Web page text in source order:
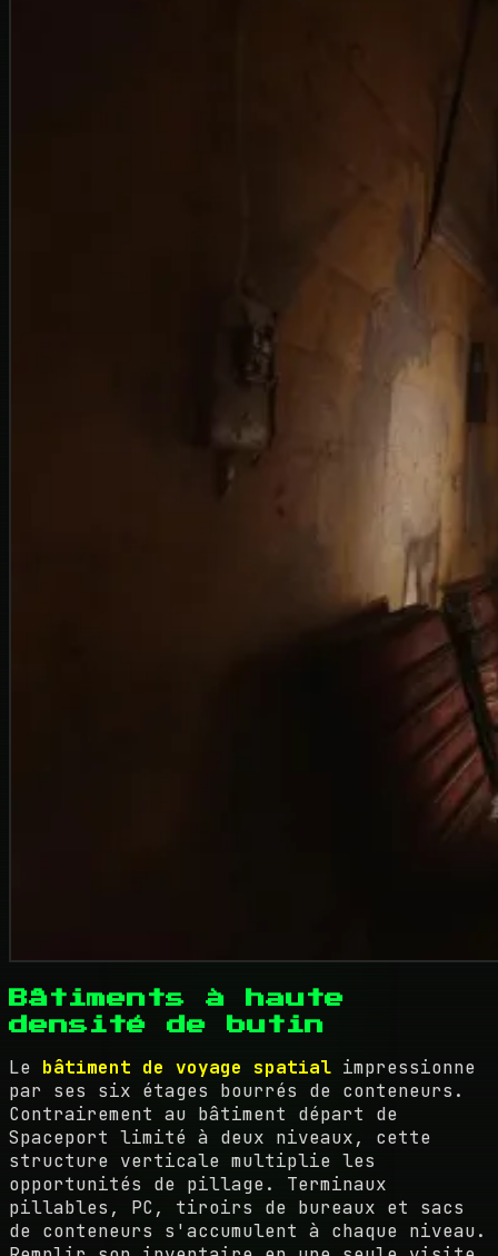
Bâtiments à haute
densité de butin
Le bâtiment de voyage spatial impressionne
par ses six étages bourrés de conteneurs.
Contrairement au bâtiment départ de
Spaceport limité à deux niveaux, cette
structure verticale multiplie les
opportunités de pillage. Terminaux
pillables, PC, tiroirs de bureaux et sacs
de conteneurs s'accumulent à chaque niveau.